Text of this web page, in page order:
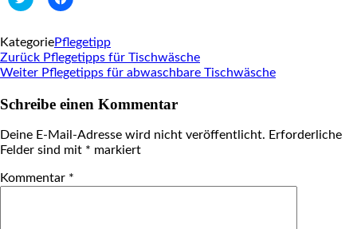
um
zu
teilen
(Wird
in
neuem
geöffnet)
um
zu
teilen
(Wird
in
neuem
geöffnet)
KategoriePflegetipp
Beitragsnavigation
Vorheriger
Beitrag
Zurück Pflegetipps für Tischwäsche
Nächster
Weiter Pflegetipps für abwaschbare Tischwäsche
Schreibe einen Kommentar
Deine E-Mail-Adresse wird nicht veröffentlicht. Erforderliche
Felder sind mit * markiert
Kommentar *